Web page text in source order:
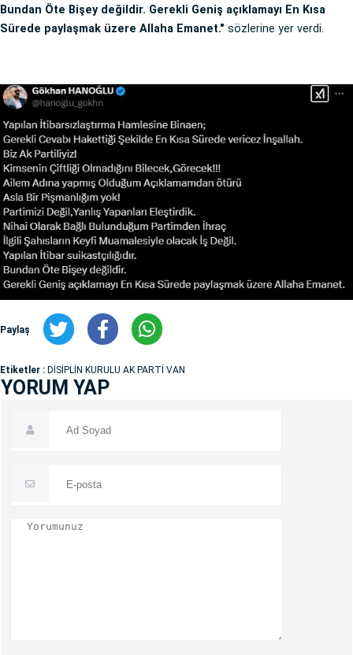
Bundan Öte Bişey değildir. Gerekli Geniş açıklamayı En Kısa
Sürede paylaşmak üzere Allaha Emanet." sözlerine yer verdi.
Paylaş
Etiketler : DİSİPLİN KURULU AK PARTİ VAN
YORUM YAP